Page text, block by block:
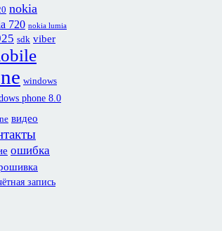
nokia
720 nokia lumia
sdk viber
windows
phone 8.0
видео
ошибка
запись